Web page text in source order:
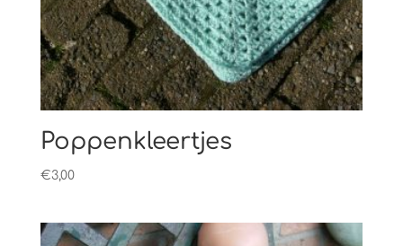
Poppenkleertjes
€3,00